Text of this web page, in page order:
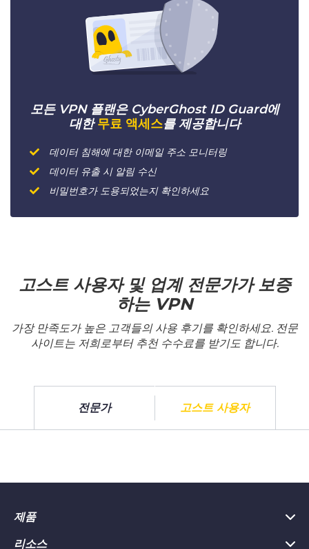
모든 VPN 플랜은 CyberGhost ID Guard에
대한무료 액세스를 제공합니다
데이터 침해에 대한 이메일 주소 모니터링
데이터 유출 시 알림 수신
비밀번호가 도용되었는지 확인하세요
고스트 사용자 및 업계 전문가가 보증
하는 VPN
가장 만족도가 높은 고객들의 사용 후기를 확인하세요. 전문
사이트는 저희로부터 추천 수수료를 받기도 합니다.
전문가 고스트 사용자
제품
PC용 VPN
리소스